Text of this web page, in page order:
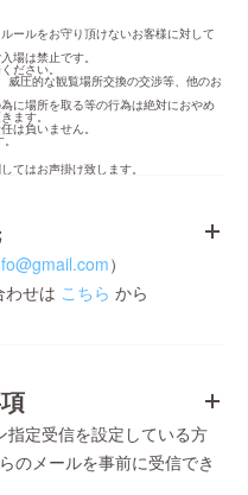
ールをお守り頂けないお客様に対して
場は禁止です。
ださい。
威圧的な観覧場所交換の交渉等、他のお
に場所を取る等の行為は絶対におやめ
ます。
は負いません。
。
てはお声掛け致します。
）
わせは こちら から
定受信を設定している方
のメールを事前に受信でき